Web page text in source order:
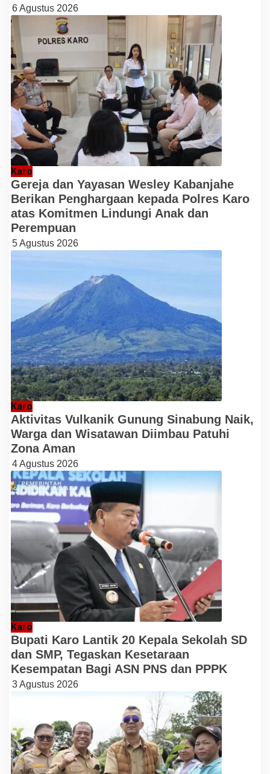
6 Agustus 2026
Karo
Gereja dan Yayasan Wesley Kabanjahe
Berikan Penghargaan kepada Polres Karo
atas Komitmen Lindungi Anak dan
Perempuan
5 Agustus 2026
Karo
Aktivitas Vulkanik Gunung Sinabung Naik,
Warga dan Wisatawan Diimbau Patuhi
Zona Aman
4 Agustus 2026
Karo
Bupati Karo Lantik 20 Kepala Sekolah SD
dan SMP, Tegaskan Kesetaraan
Kesempatan Bagi ASN PNS dan PPPK
3 Agustus 2026